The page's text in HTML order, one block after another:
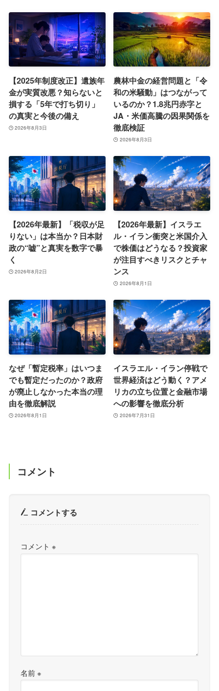
【2025年制度改正】遺族年
金が実質改悪？知らないと
損する「5年で打ち切り」
の真実と今後の備え
2026年8月3日
農林中金の経営問題と「令
和の米騒動」はつながって
いるのか？1.8兆円赤字と
JA・米価高騰の因果関係を
徹底検証
2026年8月3日
【2026年最新】「税収が足
りない」は本当か？日本財
政の“嘘”と真実を数字で暴
く
2026年8月2日
【2026年最新】イスラエ
ル・イラン衝突と米国介入
で株価はどうなる？投資家
が注目すべきリスクとチャ
ンス
2026年8月1日
なぜ「暫定税率」はいつま
でも暫定だったのか？政府
が廃止しなかった本当の理
由を徹底解説
2026年8月1日
イスラエル・イラン停戦で
世界経済はどう動く？アメ
リカの立ち位置と金融市場
への影響を徹底分析
2026年7月31日
コメント
コメントする
コメント※
名前※